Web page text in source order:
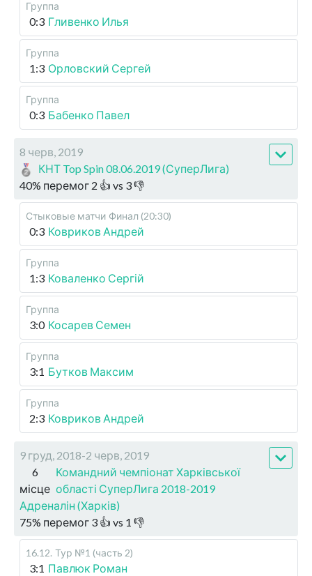
Группа
0:3 Гливенко Илья
Группа
1:3 Орловский Сергей
Группа
0:3 Бабенко Павел
8 черв, 2019
КНТ Top Spin 08.06.2019 (СуперЛига)
40% перемог 2 👍 vs 3👎
Стыковые матчи Финал (20:30)
0:3 Ковриков Андрей
Группа
1:3 Коваленко Сергій
Группа
3:0 Косарев Семен
Группа
3:1 Бутков Максим
Группа
2:3 Ковриков Андрей
9 груд, 2018-2 черв, 2019
6
місце
Командний чемпіонат Харківської
області СуперЛига 2018-2019
Адреналін (Харків)
75% перемог 3 👍 vs 1 👎
16.12. Тур №1 (часть 2)
3:1 Павлюк Роман